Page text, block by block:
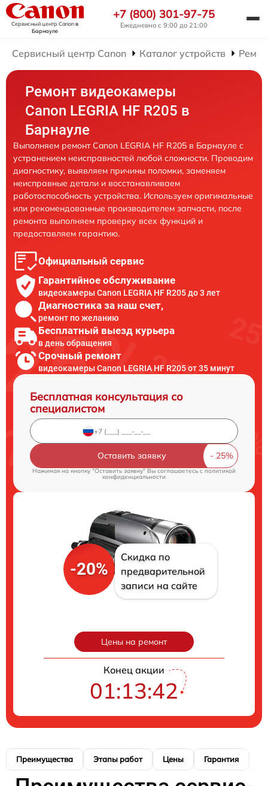
Сервисный центр Canonв
Барнауле
+7 (800) 301-97-75
Ежедневно с 9:00 до 21:00
Сервисный центр Canon Каталог устройств
Ремонт видеокамеры
Canon LEGRIA HF R205 в
Барнауле
Выполняем ремонт Canon LEGRIA HF R205 в Барнауле с
устранением неисправностей любой сложности. Проводим
диагностику, выявляем причины поломки, заменяем
неисправные детали и восстанавливаем
работоспособность устройства. Используем оригинальные
или рекомендованные производителем запчасти, после
ремонта выполняем проверку всех функций и
предоставляем гарантию.
Официальный сервис
Гарантийное обслуживание
видеокамеры Canon LEGRIA HF R205 до 3 лет
Диагностика за наш счет,
ремонт по желанию
Бесплатный выезд курьера
в день обращения
Срочный ремонт
видеокамеры Canon LEGRIA HF R205 от 35 минут
Бесплатная консультация со
специалистом
Оставить заявку
Нажимая на кнопку "Оставить заявку" Вы соглашаетесь cполитикой
конфиденциальности
-20%
Скидка по
предварительной
записи на сайте
Цены на ремонт
Конец акции
01:13:41
Преимущества Этапы работ Цены Гарантия